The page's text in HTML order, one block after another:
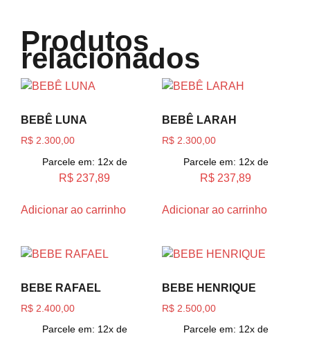
Produtos
relacionados
BEBÊ LUNA
R$ 2.300,00
Parcele em: 12x de
R$ 237,89
Adicionar ao carrinho
BEBÊ LARAH
R$ 2.300,00
Parcele em: 12x de
R$ 237,89
Adicionar ao carrinho
BEBE RAFAEL
R$ 2.400,00
Parcele em: 12x de
BEBE HENRIQUE
R$ 2.500,00
Parcele em: 12x de